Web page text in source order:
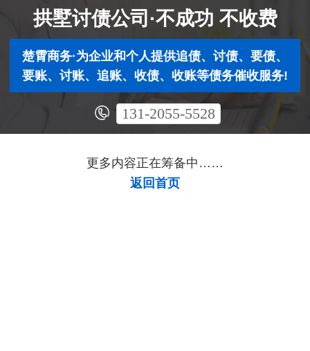
拱墅讨债公司·不成功 不收费
楚霄商务·为企业和个人提供追债、讨债、要债、
要账、讨账、追账、收债、收账等债务催收服务!
131-2055-5528
更多内容正在筹备中……
返回首页